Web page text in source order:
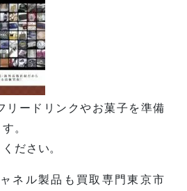
リードリンクやお菓子を準備
。
ださい。
ネル製品も買取専門東京市